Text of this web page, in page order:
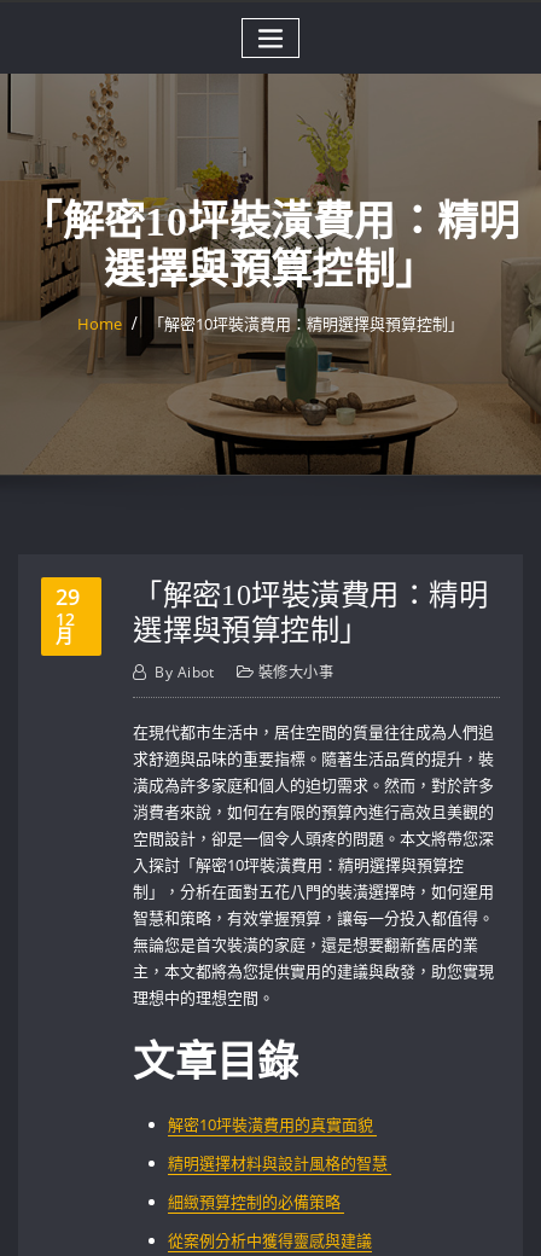
「解密10坪裝潢費用：精明
選擇與預算控制」
Home 「解密10坪裝潢費用：精明選擇與預算控制」
29
12
月
「解密10坪裝潢費用：精明
選擇與預算控制」
By Aibot 裝修大小事
在現代都市生活中，居住空間的質量往往成為人們追
求舒適與品味的重要指標。隨著生活品質的提升，裝
潢成為許多家庭和個人的迫切需求。然而，對於許多
消費者來說，如何在有限的預算內進行高效且美觀的
空間設計，卻是一個令人頭疼的問題。本文將帶您深
入探討「解密10坪裝潢費用：精明選擇與預算控
制」，分析在面對五花八門的裝潢選擇時，如何運用
智慧和策略，有效掌握預算，讓每一分投入都值得。
無論您是首次裝潢的家庭，還是想要翻新舊居的業
主，本文都將為您提供實用的建議與啟發，助您實現
理想中的理想空間。
文章目錄
解密10坪裝潢費用的真實面貌 ⁣⁢
精明選擇材料與設計風格的智慧 ⁢
細緻預算控制的必備策略 ⁢
從案例分析中獲得靈感與建議